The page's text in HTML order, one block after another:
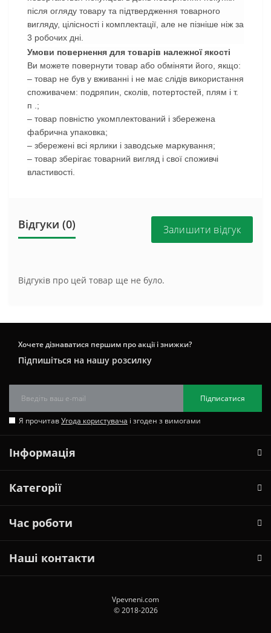
після огляду товару та підтвердження товарного
вигляду, цілісності і комплектації, але не пізніше ніж за
3 робочих дні.
Умови повернення для товарів належної якості
Ви можете повернути товар або обміняти його, якщо:
– товар не був у вживанні і не має слідів використання
споживачем: подряпин, сколів, потертостей, плям і т.
п .;
– товар повністю укомплектований і збережена
фабрична упаковка;
– збережені всі ярлики і заводське маркування;
– товар зберігає товарний вигляд і свої споживчі
властивості.
Відгуки (0) Залишити відгук
Відгуків про цей товар ще не було.
Хочете дізнаватися першим про акції і знижки?
Підпишіться на нашу розсилку
Підписатися
Я прочитавУгода користувача і згоден з вимогами
Інформація
Категорії
Час роботи
Наші контакти
Vpevneni.com
© 2018-2026